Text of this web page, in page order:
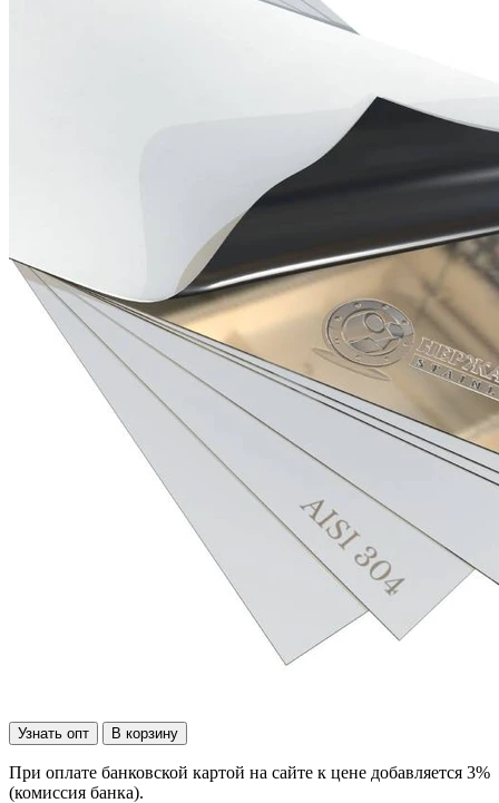
Узнать опт В корзину
При оплате банковской картой на сайте к цене добавляется 3%
(комиссия банка).